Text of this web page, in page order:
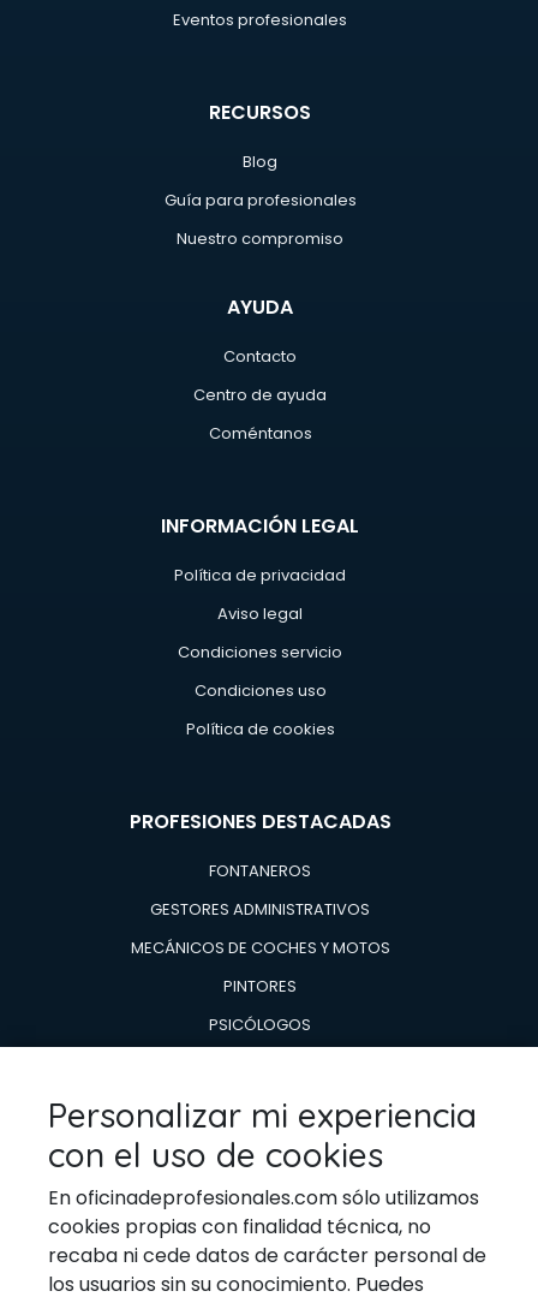
Eventos profesionales
RECURSOS
Blog
Guía para profesionales
Nuestro compromiso
AYUDA
Contacto
Centro de ayuda
Coméntanos
INFORMACIÓN LEGAL
Política de privacidad
Aviso legal
Condiciones servicio
Condiciones uso
Política de cookies
PROFESIONES DESTACADAS
FONTANEROS
GESTORES ADMINISTRATIVOS
MECÁNICOS DE COCHES Y MOTOS
PINTORES
PSICÓLOGOS
TÉCNICOS EN REPARACIÓN DE
ELECTRODOMESTICOS
VETERINARIOS
Personalizar mi experiencia
con el uso de cookies
En oficinadeprofesionales.com sólo utilizamos
cookies propias con finalidad técnica, no
recaba ni cede datos de carácter personal de
los usuarios sin su conocimiento. Puedes